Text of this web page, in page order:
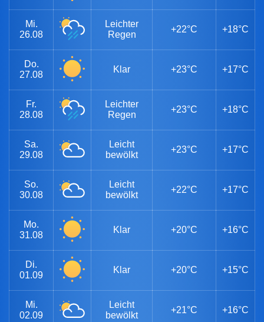
Mi.
26.08
Leichter
Regen
+22°C +18°C
Do.
27.08
Klar +23°C +17°C
Fr.
28.08
Leichter
Regen
+23°C +18°C
Sa.
29.08
Leicht
bewölkt
+23°C +17°C
So.
30.08
Leicht
bewölkt
+22°C +17°C
Mo.
31.08
Klar +20°C +16°C
Di.
01.09
Klar +20°C +15°C
Mi.
02.09
Leicht
bewölkt
+21°C +16°C